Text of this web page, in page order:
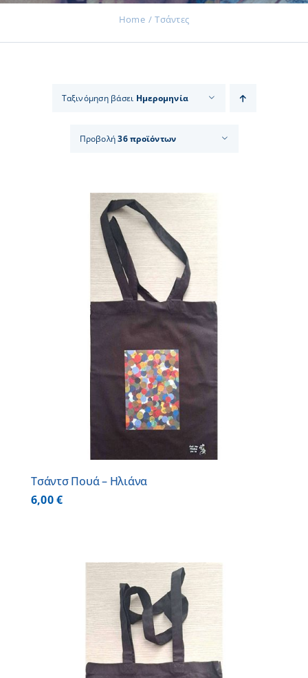
Home Τσάντες
Ταξινόμηση βάσει Ημερομηνία
Προβολή36 προϊόντων
Τσάντσ Πουά – Ηλιάνα
6,00€